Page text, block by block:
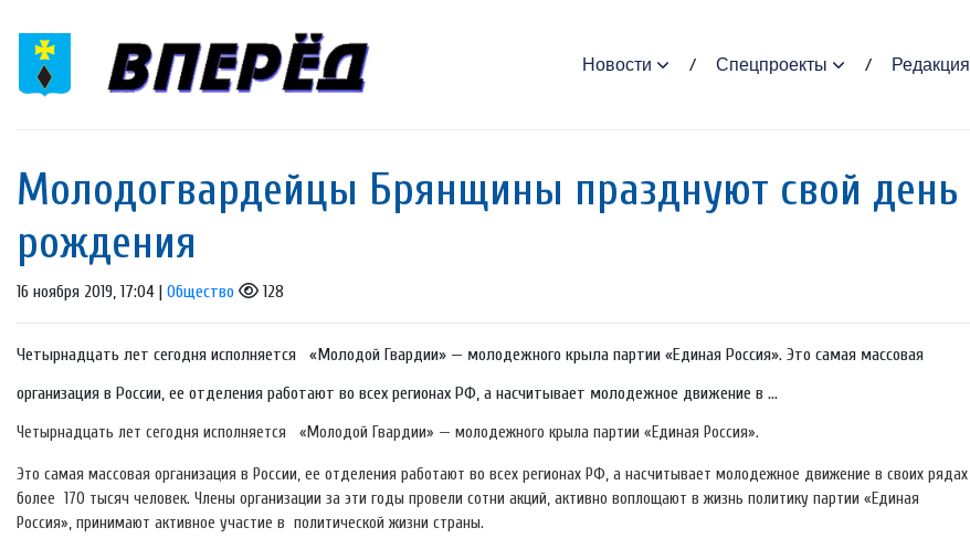
Новости Спецпроекты Редакция
Молодогвардейцы Брянщины празднуют свой день
рождения
16 ноября 2019, 17:04 | Общество 128
Четырнадцать лет сегодня исполняется «Молодой Гвардии» — молодежного крыла партии «Единая Россия». Это самая массовая
организация в России, ее отделения работают во всех регионах РФ, а насчитывает молодежное движение в ...
Четырнадцать лет сегодня исполняется «Молодой Гвардии» — молодежного крыла партии «Единая Россия».
Это самая массовая организация в России, ее отделения работают во всех регионах РФ, а насчитывает молодежное движение в своих рядах
более 170 тысяч человек. Члены организации за эти годы провели сотни акций, активно воплощают в жизнь политику партии «Единая
Россия», принимают активное участие в политической жизни страны.